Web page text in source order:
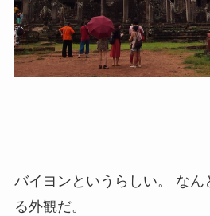
バイヨンというらしい。 なん
る外観だ。